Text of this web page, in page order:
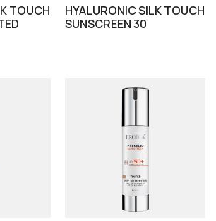
TOUCH
HYALURONIC SILK TOUCH
SUNSCREEN 30